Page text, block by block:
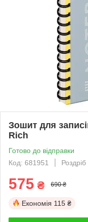
Зошит для
Rich
Готово до відправки
Код: 681951
Роздріб
575 ₴ 690 ₴
Економія 115 ₴